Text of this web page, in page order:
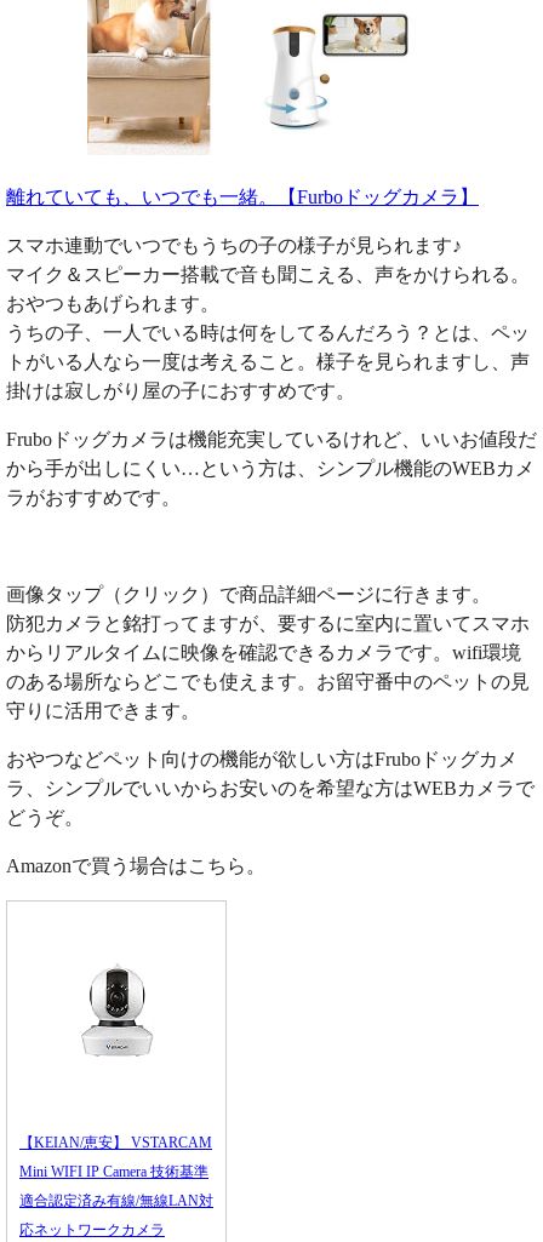
離れていても、いつでも一緒。【Furboドッグカメラ】
スマホ連動でいつでもうちの子の様子が見られます♪
マイク＆スピーカー搭載で音も聞こえる、声をかけられる。
おやつもあげられます。
うちの子、一人でいる時は何をしてるんだろう？とは、ペッ
トがいる人なら一度は考えること。様子を見られますし、声
掛けは寂しがり屋の子におすすめです。
Fruboドッグカメラは機能充実しているけれど、いいお値段だ
から手が出しにくい…という方は、シンプル機能のWEBカメ
ラがおすすめです。
画像タップ（クリック）で商品詳細ページに行きます。
防犯カメラと銘打ってますが、要するに室内に置いてスマホ
からリアルタイムに映像を確認できるカメラです。wifi環境
のある場所ならどこでも使えます。お留守番中のペットの見
守りに活用できます。
おやつなどペット向けの機能が欲しい方はFruboドッグカメ
ラ、シンプルでいいからお安いのを希望な方はWEBカメラで
どうぞ。
Amazonで買う場合はこちら。
【KEIAN/恵安】 VSTARCAM
Mini WIFI IP Camera 技術基準
適合認定済み有線/無線LAN対
応ネットワークカメラ